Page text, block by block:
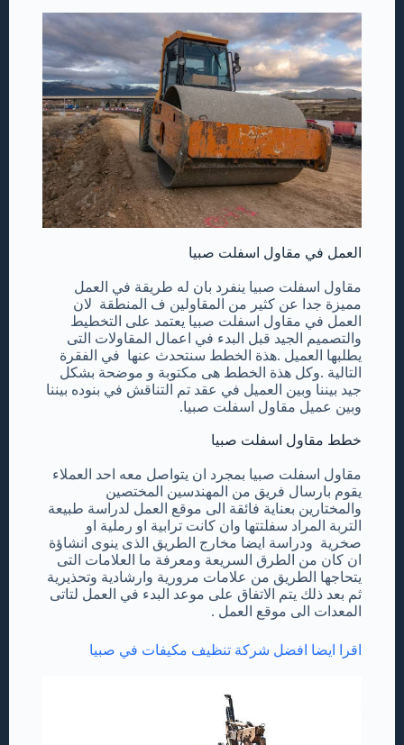
العمل في مقاول اسفلت صبيا
مقاول اسفلت صبيا ينفرد بان له طريقة في العمل
مميزة جدا عن كثير من المقاولين ف المنطقة لان
العمل في مقاول اسفلت صبيا يعتمد على التخطيط
والتصميم الجيد قبل البدء في اعمال المقاولات التى
يطلبها العميل .هذة الخطط سنتحدث عنها في الفقرة
التالية .وكل هذة الخطط هى مكتوبة و موضحة بشكل
جيد بيننا وبين العميل في عقد تم التناقش في بنوده بيننا
وبين عميل مقاول اسفلت صبيا.
خطط مقاول اسفلت صبيا
مقاول اسفلت صبيا بمجرد ان يتواصل معه احد العملاء
يقوم بارسال فريق من المهندسين المختصين
والمختارين بعناية فائقة الى موقع العمل لدراسة طبيعة
التربة المراد سفلتتها وان كانت ترابية او رملية او
صخرية ودراسة ايضا مخارج الطريق الذى ينوى انشاؤة
ان كان من الطرق السريعة ومعرفة ما العلامات التى
يتحاجها الطريق من علامات مرورية وارشادية وتحذيرية
ثم بعد ذلك يتم الاتفاق على موعد البدء في العمل لتاتى
المعدات الى موقع العمل .
اقرا ايضا افضل شركة تنظيف مكيفات في صبيا